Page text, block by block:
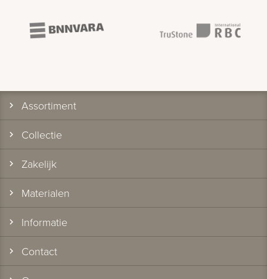
Assortiment
Collectie
Zakelijk
Materialen
Informatie
Contact